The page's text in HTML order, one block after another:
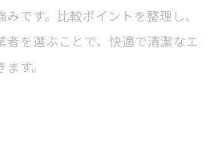
です。比較ポイントを整理し、
者を選ぶことで、快適で清潔なエ
す。